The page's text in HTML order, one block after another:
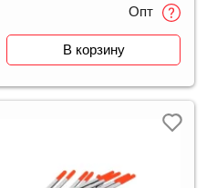
Опт
В корзину